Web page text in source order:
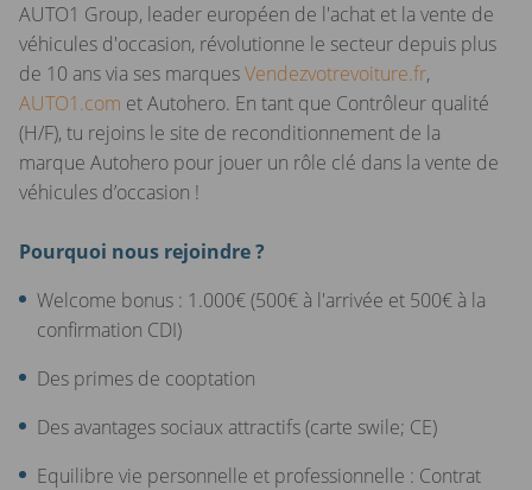
AUTO1 Group, leader européen de l'achat et la vente de
véhicules d'occasion, révolutionne le secteur depuis plus
de 10 ans via ses marquesVendezvotrevoiture.fr,
AUTO1.com et Autohero. En tant que Contrôleur qualité
(H/F), tu rejoins le site de reconditionnement de la
marque Autohero pour jouer un rôle clé dans la vente de
véhicules d’occasion !
Pourquoi nous rejoindre ?
Welcome bonus : 1.000€ (500€ à l'arrivée et 500€ à la
confirmation CDI)
Des primes de cooptation
Des avantages sociaux attractifs (carte swile; CE)
Equilibre vie personnelle et professionnelle : Contrat